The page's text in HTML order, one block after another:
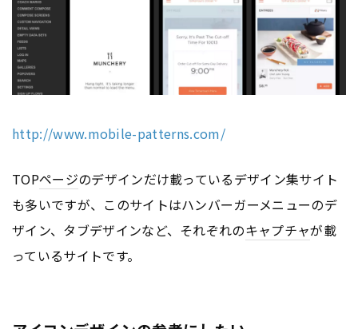
http://www.mobile-patterns.com/
TOPページのデザインだけ載っているデザイン集サイト
も多いですが、このサイトはハンバーガーメニューのデ
ザイン、タブデザインなど、それぞれのキャプチャが載
っているサイトです。